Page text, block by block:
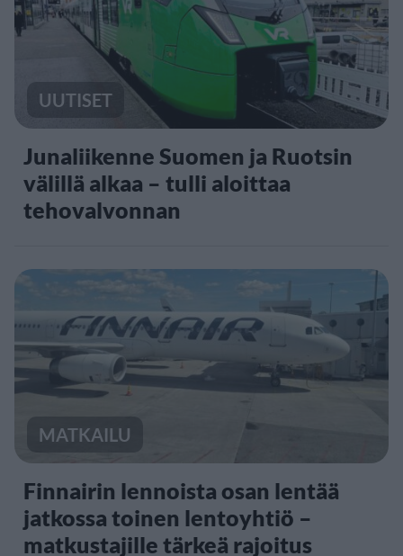
UUTISET
Junaliikenne Suomen ja Ruotsin
välillä alkaa – tulli aloittaa
tehovalvonnan
MATKAILU
Finnairin lennoista osan lentää
jatkossa toinen lentoyhtiö –
matkustajille tärkeä rajoitus